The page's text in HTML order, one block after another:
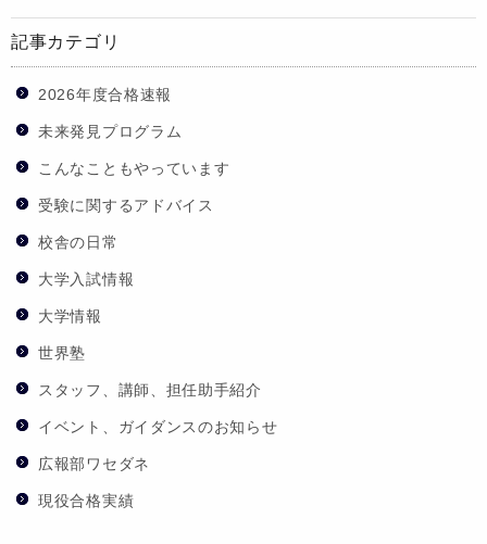
記事カテゴリ
2026年度合格速報
未来発見プログラム
こんなこともやっています
受験に関するアドバイス
校舎の日常
大学入試情報
大学情報
世界塾
スタッフ、講師、担任助手紹介
イベント、ガイダンスのお知らせ
広報部ワセダネ
現役合格実績